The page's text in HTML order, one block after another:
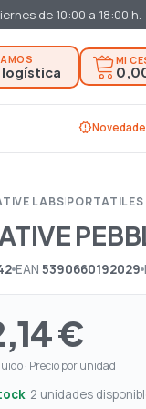
de 10:00 a 18:00 h.
MI
new_releases
LABS|
EAN 5390660192029
€
· Precio por unidad
· 2 unidades